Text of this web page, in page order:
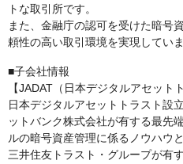
トな取引所です。
また、金融庁の認可を受けた暗号
頼性の高い取引環境を実現してい
■子会社情報
【JADAT（日本デジタルアセット
日本デジタルアセットトラスト設
ットバンク株式会社が有する最先
ルの暗号資産管理に係るノウハウ
三井住友トラスト・グループが有